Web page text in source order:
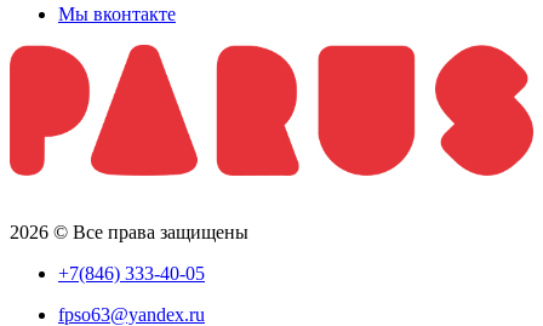
Мы вконтакте
2026 © Все права защищены
+7(846) 333-40-05
fpso63@yandex.ru